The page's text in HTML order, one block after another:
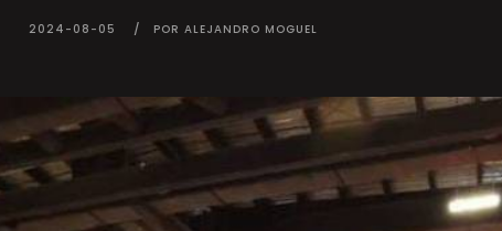
2024-08-05 POR ALEJANDRO MOGUEL